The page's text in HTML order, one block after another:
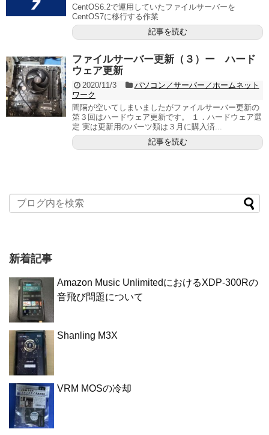
CentOS6.2で運用していたファイルサーバーを
CentOS7に移行する作業
記事を読む
ファイルサーバー更新（３）ー ハード
ウェア更新
2020/11/3
パソコン／サーバー／ホームネット
ワーク
間隔が空いてしまいましたがファイルサーバー更新の
第３回はハードウェア更新です。 １．ハードウェア選
定 実は更新用のパーツ類は３月に購入済...
記事を読む
新着記事
Amazon Music UnlimitedにおけるXDP-300Rの
音飛び問題について
Shanling M3X
VRM MOSの冷却